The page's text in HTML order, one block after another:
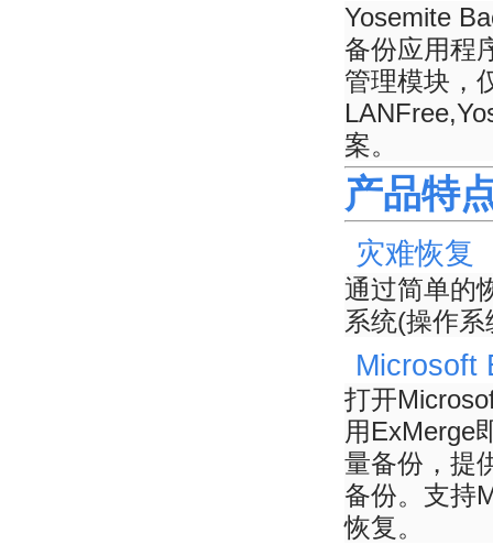
Yosemite
备份应用程
管理模块，
案。
产品特
灾难恢复
通过简单的
系统(操作
Microsoft
打开
用ExMerge
量备份，提
备份。支持
恢复。